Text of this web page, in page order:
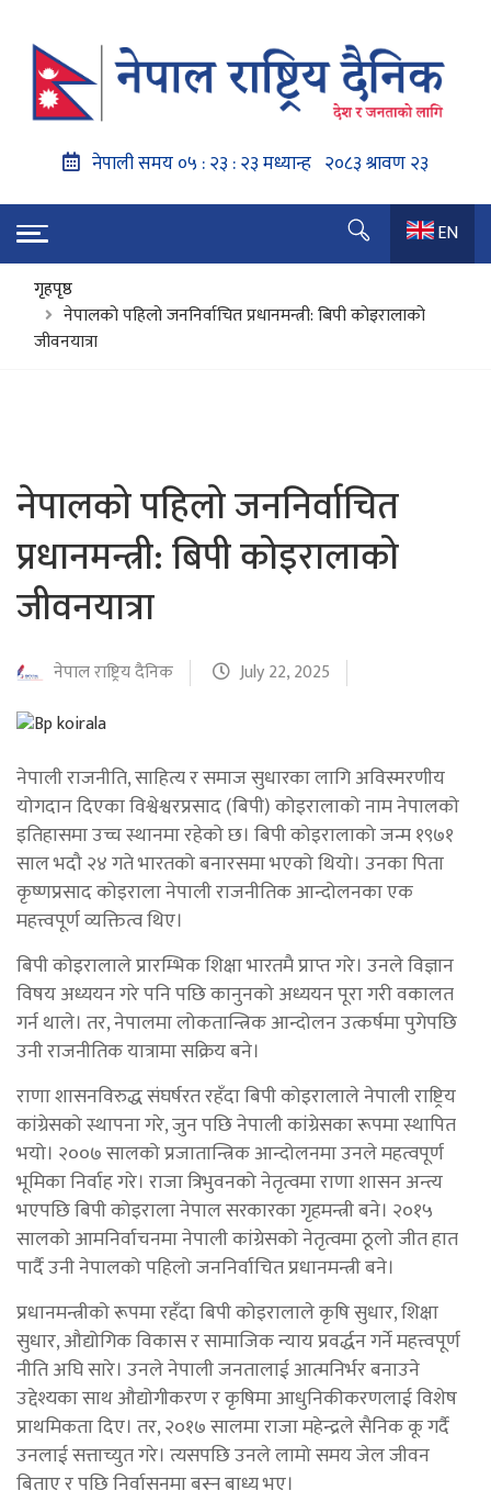
EN
गृहपृष्ठ
नेपालको पहिलो जननिर्वाचित प्रधानमन्त्री: बिपी कोइरालाको
जीवनयात्रा
नेपालको पहिलो जननिर्वाचित
प्रधानमन्त्री: बिपी कोइरालाको
जीवनयात्रा
नेपाल राष्ट्रिय दैनिक July 22, 2025
नेपाली राजनीति, साहित्य र समाज सुधारका लागि अविस्मरणीय
योगदान दिएका विश्वेश्वरप्रसाद (बिपी) कोइरालाको नाम नेपालको
इतिहासमा उच्च स्थानमा रहेको छ। बिपी कोइरालाको जन्म १९७१
साल भदौ २४ गते भारतको बनारसमा भएको थियो। उनका पिता
कृष्णप्रसाद कोइराला नेपाली राजनीतिक आन्दोलनका एक
महत्त्वपूर्ण व्यक्तित्व थिए।
बिपी कोइरालाले प्रारम्भिक शिक्षा भारतमै प्राप्त गरे। उनले विज्ञान
विषय अध्ययन गरे पनि पछि कानुनको अध्ययन पूरा गरी वकालत
गर्न थाले। तर, नेपालमा लोकतान्त्रिक आन्दोलन उत्कर्षमा पुगेपछि
उनी राजनीतिक यात्रामा सक्रिय बने।
राणा शासनविरुद्ध संघर्षरत रहँदा बिपी कोइरालाले नेपाली राष्ट्रिय
कांग्रेसको स्थापना गरे, जुन पछि नेपाली कांग्रेसका रूपमा स्थापित
भयो। २००७ सालको प्रजातान्त्रिक आन्दोलनमा उनले महत्वपूर्ण
भूमिका निर्वाह गरे। राजा त्रिभुवनको नेतृत्वमा राणा शासन अन्त्य
भएपछि बिपी कोइराला नेपाल सरकारका गृहमन्त्री बने। २०१५
सालको आमनिर्वाचनमा नेपाली कांग्रेसको नेतृत्वमा ठूलो जीत हात
पार्दै उनी नेपालको पहिलो जननिर्वाचित प्रधानमन्त्री बने।
प्रधानमन्त्रीको रूपमा रहँदा बिपी कोइरालाले कृषि सुधार, शिक्षा
सुधार, औद्योगिक विकास र सामाजिक न्याय प्रवर्द्धन गर्ने महत्त्वपूर्ण
नीति अघि सारे। उनले नेपाली जनतालाई आत्मनिर्भर बनाउने
उद्देश्यका साथ औद्योगीकरण र कृषिमा आधुनिकीकरणलाई विशेष
प्राथमिकता दिए। तर, २०१७ सालमा राजा महेन्द्रले सैनिक कू गर्दै
उनलाई सत्ताच्युत गरे। त्यसपछि उनले लामो समय जेल जीवन
बिताए र पछि निर्वासनमा बस्न बाध्य भए।